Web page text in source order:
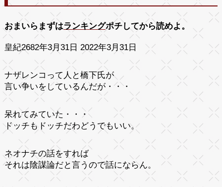
おまいらまずはランキングポチしてから読めよ。
皇紀2682年3月31日 2022年3月31日
ナザレンコって人と橋下氏が
言い争いをしているんだが・・・
呆れてみていた・・・
ドッチもドッチだわどうでもいい。
ネオナチの話をすれば
それは陰謀論だと言うので話にならん。